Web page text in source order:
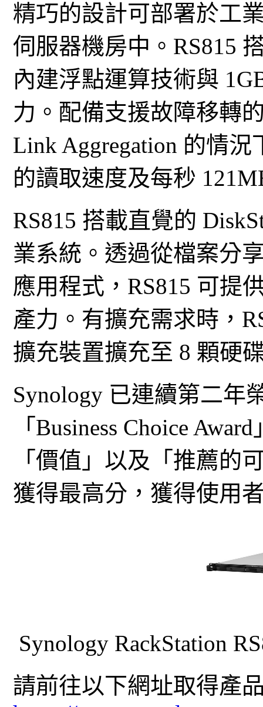
精巧的設計可部署於工
伺服器機房中。RS815
內建浮點運算技術與
力。配備支援故障移轉
Link Aggregation 的情
的讀取速度及每秒
RS815 搭載直覺的
業系統。透過從檔案分
應用程式，RS815 可提
產力。有擴充需求時，
擴充裝置擴充至 8 顆硬
Synology 已連續第二年
「Business Choice
「價值」以及「推薦的
獲得最高分，獲得使用
Synology RackStation
請前往以下網址取得產